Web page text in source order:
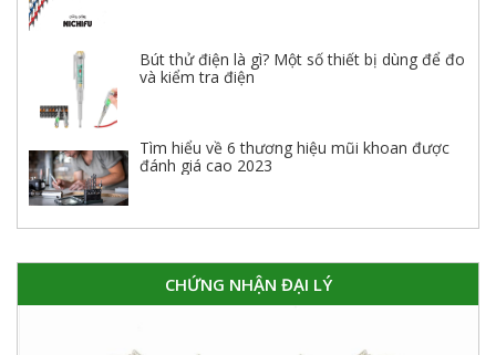
Bút thử điện là gì? Một số thiết bị dùng để đo
và kiểm tra điện
Tìm hiểu về 6 thương hiệu mũi khoan được
đánh giá cao 2023
CHỨNG NHẬN ĐẠI LÝ